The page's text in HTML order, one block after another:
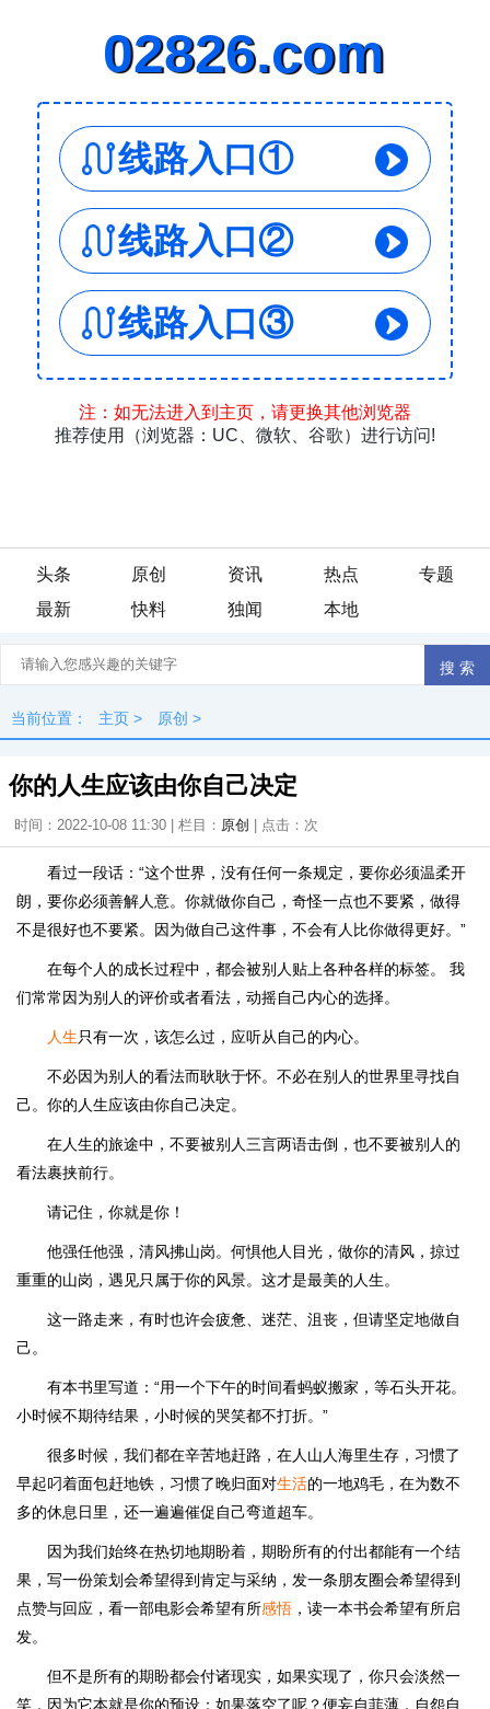
头条 原创 资讯 热点
专题
最新
快料 独闻 本地
当前位置： 主页 > 原创 >
你的人生应该由你自己决定
时间：2022-10-08 11:30 | 栏目： 原创 | 点击： 次
看过一段话：“这个世界，没有任何一条规定，要你必须温柔开
朗，要你必须善解人意。你就做你自己，奇怪一点也不要紧，做得
不是很好也不要紧。因为做自己这件事，不会有人比你做得更好。”
在每个人的成长过程中，都会被别人贴上各种各样的标签。 我
们常常因为别人的评价或者看法，动摇自己内心的选择。
人生只有一次，该怎么过，应听从自己的内心。
不必因为别人的看法而耿耿于怀。不必在别人的世界里寻找自
己。你的人生应该由你自己决定。
在人生的旅途中，不要被别人三言两语击倒，也不要被别人的
看法裹挟前行。
请记住，你就是你！
他强任他强，清风拂山岗。何惧他人目光，做你的清风，掠过
重重的山岗，遇见只属于你的风景。这才是最美的人生。
这一路走来，有时也许会疲惫、迷茫、沮丧，但请坚定地做自
己。
有本书里写道：“用一个下午的时间看蚂蚁搬家，等石头开花。
小时候不期待结果，小时候的哭笑都不打折。”
很多时候，我们都在辛苦地赶路，在人山人海里生存，习惯了
早起叼着面包赶地铁，习惯了晚归面对生活的一地鸡毛，在为数不
多的休息日里，还一遍遍催促自己弯道超车。
因为我们始终在热切地期盼着，期盼所有的付出都能有一个结
果，写一份策划会希望得到肯定与采纳，发一条朋友圈会希望得到
点赞与回应，看一部电影会希望有所感悟 ，读一本书会希望有所启
发。
但不是所有的期盼都会付诸现实，如果实现了，你只会淡然一
笑，因为它本就是你的预设；如果落空了呢？便妄自菲薄，自怨自